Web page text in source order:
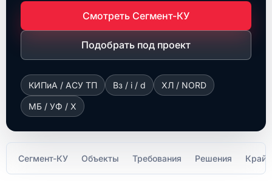
Смотреть Сегмент-КУ
Подобрать под проект
КИПиА / АСУ ТП Вз / i / d ХЛ / NORD
МБ / УФ / Х
Сегмент-КУ Объекты Требования Решения